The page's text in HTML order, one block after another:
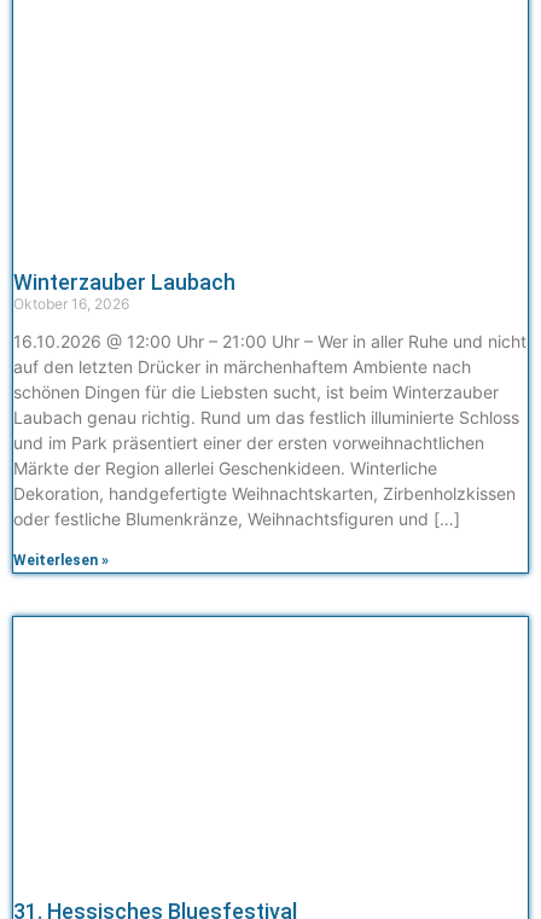
Winterzauber Laubach
Oktober 16, 2026
16.10.2026 @ 12:00 Uhr – 21:00 Uhr – Wer in aller Ruhe und nicht
auf den letzten Drücker in märchenhaftem Ambiente nach
schönen Dingen für die Liebsten sucht, ist beim Winterzauber
Laubach genau richtig. Rund um das festlich illuminierte Schloss
und im Park präsentiert einer der ersten vorweihnachtlichen
Märkte der Region allerlei Geschenkideen. Winterliche
Dekoration, handgefertigte Weihnachtskarten, Zirbenholzkissen
oder festliche Blumenkränze, Weihnachtsfiguren und […]
Weiterlesen »
31. Hessisches Bluesfestival